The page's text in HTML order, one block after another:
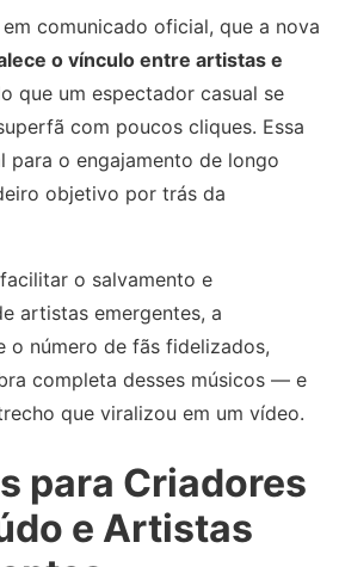
comunicado oficial, que a nova
o vínculo entre artistas e
que um espectador casual se
com poucos cliques. Essa
o engajamento de longo
objetivo por trás da
o salvamento e
artistas emergentes, a
o número de fãs fidelizados,
completa desses músicos — e
que viralizou em um vídeo.
para Criadores
e Artistas